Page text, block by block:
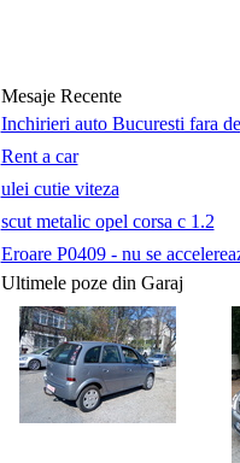
Mesaje Recente
Inchirieri auto Bucuresti fara
Rent a car
ulei cutie viteza
scut metalic opel corsa c 1.2
Eroare P0409 - nu se
Ultimele poze din Garaj